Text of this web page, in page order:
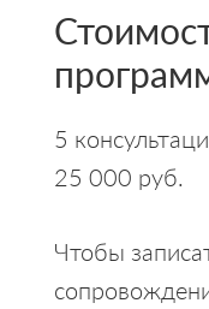
5
25 000 руб.
Чтобы